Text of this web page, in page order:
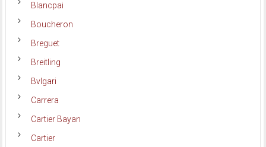
Blancpai
Boucheron
Breguet
Breitling
Bvlgari
Carrera
Cartier Bayan
Cartier